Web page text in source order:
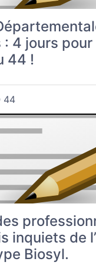
: 4 jours
44 !
44
inquiets de
Biosyl.